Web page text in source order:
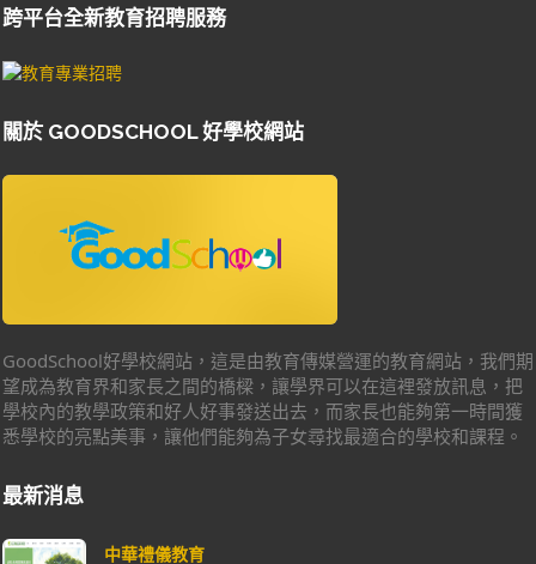
跨平台全新教育招聘服務
關於 GOODSCHOOL 好學校網站
GoodSchool好學校網站，這是由教育傳媒營運的教育網站，我們期
望成為教育界和家長之間的橋樑，讓學界可以在這裡發放訊息，把
學校內的教學政策和好人好事發送出去，而家長也能夠第一時間獲
悉學校的亮點美事，讓他們能夠為子女尋找最適合的學校和課程。
最新消息
中華禮儀教育